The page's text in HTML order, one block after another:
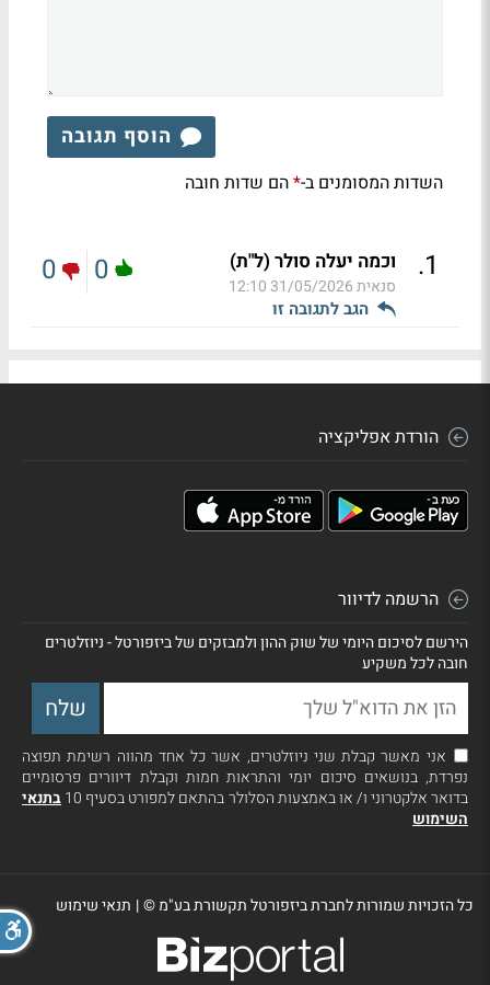
הוסף תגובה
השדות המסומנים ב-*הם שדות חובה
1
. וכמה יעלה סולר (ל"ת)
סנאית31/05/2026 12:10
הגב לתגובה זו
0
0
הורדת אפליקציה
הרשמה לדיוור
הירשם לסיכום היומי של שוק ההון ולמבזקים של ביזפורטל - ניוזלטרים
חובה לכל משקיע
אני מאשר קבלת שני ניוזלטרים, אשר כל אחד מהווה רשימת תפוצה
נפרדת, בנושאים סיכום יומי והתראות חמות וקבלת דיוורים פרסומיים
בדואר אלקטרוני ו/ או באמצעות הסלולר בהתאם למפורט בסעיף 10
בתנאי
השימוש
כל הזכויות שמורות לחברת ביזפורטל תקשורת בע"מ ©| תנאי שימוש